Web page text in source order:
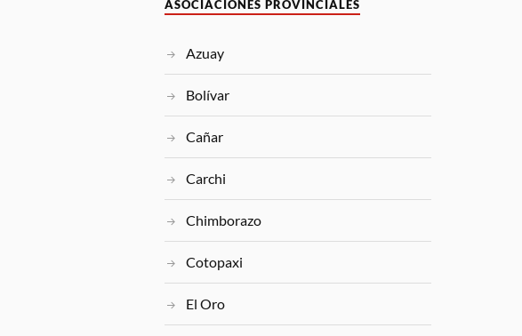
ASOCIACIONES PROVINCIALES
Azuay
Bolívar
Cañar
Carchi
Chimborazo
Cotopaxi
El Oro